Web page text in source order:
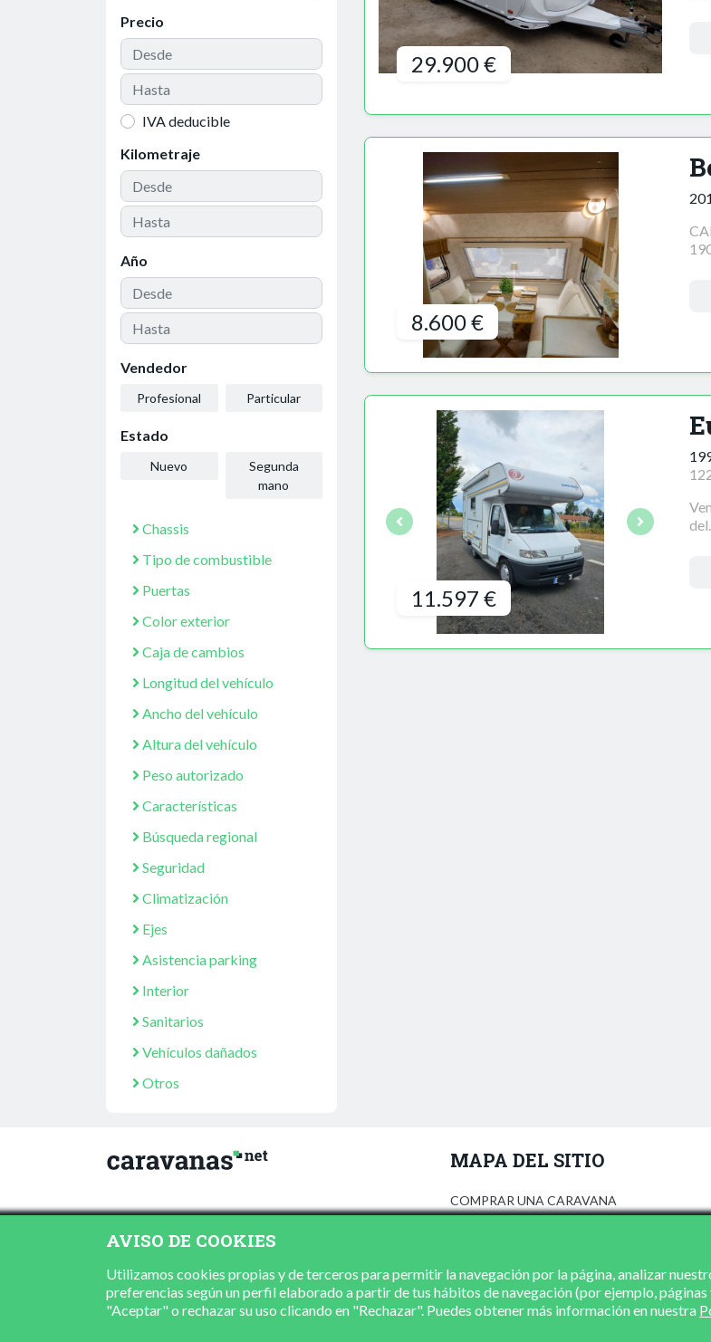
Precio
IVA deducible
Kilometraje
Año
Vendedor
Profesional Particular
Estado
Nuevo
Segunda
mano
Chassis
Tipo de combustible
Puertas
Color exterior
Caja de cambios
Longitud del vehículo
Ancho del vehículo
Altura del vehículo
Peso autorizado
Características
Búsqueda regional
Seguridad
Climatización
Ejes
Asistencia parking
Interior
Sanitarios
Vehículos dañados
Otros
29.900 €
8.600 €
11.597 €
del...
MAPA DEL SITIO
COMPRAR UNA CARAVANA
CONCESIONARIOS
CONTACTO
AVISO DE COOKIES
Utilizamos cookies propias y de terceros para permitir la navegación por la página, analizar
preferencias según un perfil elaborado a partir de tus hábitos de navegación (por ejemplo,
"Aceptar" o rechazar su uso clicando en "Rechazar". Puedes obtener más información en nuestra